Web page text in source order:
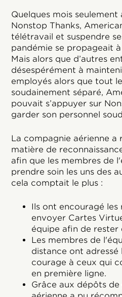
Quelques mois
Nonstop Thanks,
télétravail et suspendre
pandémie se propageait
Mais alors que d’autres
désespérément à
employés alors que tout
soudainement séparé,
pouvait s’appuyer sur
garder son personnel
La compagnie aérienne
matière de
afin que les membres de
prendre soin les uns des
cela comptait le plus :
Ils ont encouragé les
envoyer Cartes
équipe afin de rester
Les membres de
distance ont
courage à ceux qui
en première ligne.
Grâce aux dépôts